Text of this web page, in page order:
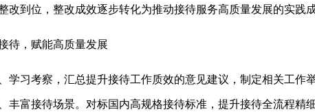
改到位，整改成效逐步转化为推动接待服务高质量发展的实践成
待，赋能高质量发展
学习考察，汇总提升接待工作质效的意见建议，制定相关工作
丰富接待场景。对标国内高规格接待标准，提升接待全流程精